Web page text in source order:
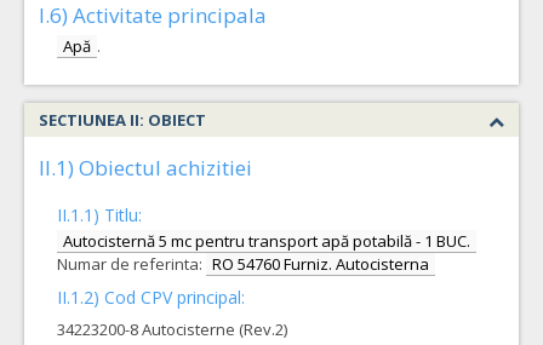
I.6) Activitate principala
Apă .
SECTIUNEA II: OBIECT
II.1) Obiectul achizitiei
II.1.1) Titlu:
Autocisternă 5 mc pentru transport apă potabilă - 1 BUC.
Numar de referinta: RO 54760 Furniz. Autocisterna
II.1.2) Cod CPV principal:
34223200-8 Autocisterne (Rev.2)